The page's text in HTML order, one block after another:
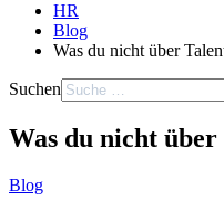
HR
Blog
Was du nicht über
Suchen
Was du nicht über
Blog